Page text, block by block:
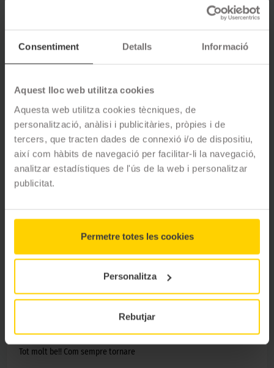
Consentiment Detalls Informació
Aquest lloc web utilitza cookies
Aquesta web utilitza cookies tècniques, de
personalització, anàlisi i publicitàries, pròpies i de
tercers, que tracten dades de connexió i/o de dispositiu,
així com hàbits de navegació per facilitar-li la navegació,
analitzar estadístiques de l'ús de la web i personalitzar
publicitat.
Permetre totes les cookies
Personalitza
Rebutjar
4.8ESTRELLES
5 estrelles 88%
4estrelles 6%
3estrelles 0
2estrelles
I. Moya fa 8 mesos
Gracies Marta i Jose, com sempre una atenció i rapidesa
P. Sergi fa 8 mesos
Tot molt be!! Com sempre tornare